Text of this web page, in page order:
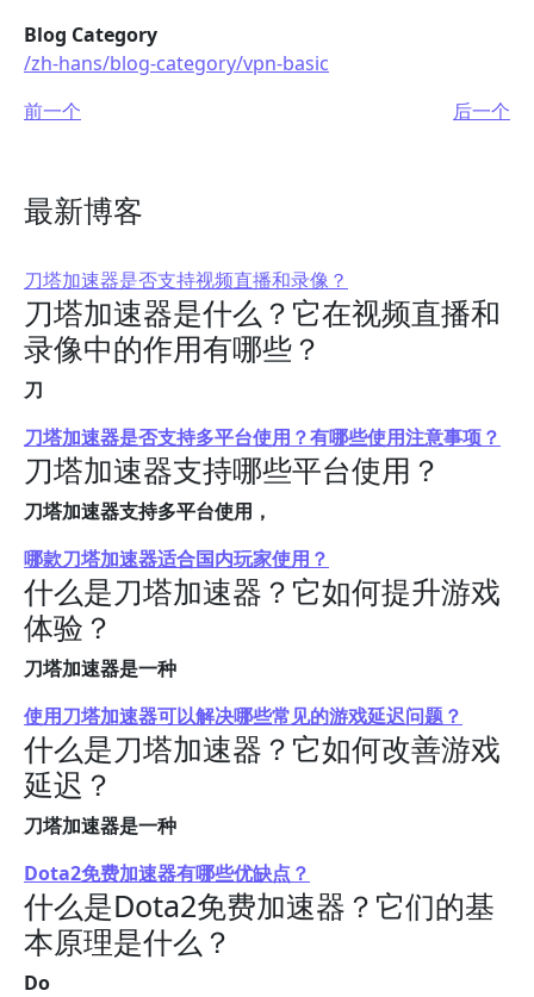
Blog Category
/zh-hans/blog-category/vpn-basic
前一个
后一个
最新博客
刀塔加速器是否支持视频直播和录像？
刀塔加速器是什么？它在视频直播和
录像中的作用有哪些？
刀
刀塔加速器是否支持多平台使用？有哪些使用注意事项？
刀塔加速器支持哪些平台使用？
刀塔加速器支持多平台使用，
哪款刀塔加速器适合国内玩家使用？
什么是刀塔加速器？它如何提升游戏
体验？
刀塔加速器是一种
使用刀塔加速器可以解决哪些常见的游戏延迟问题？
什么是刀塔加速器？它如何改善游戏
延迟？
刀塔加速器是一种
Dota2免费加速器有哪些优缺点？
什么是Dota2免费加速器？它们的基
本原理是什么？
Do